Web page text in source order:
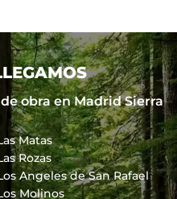
obra en Madrid Sierra
Matas
Rozas
Angeles de San Rafael
Molinos